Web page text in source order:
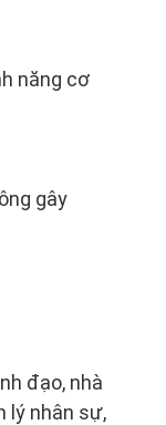
năng cơ
gây
đạo, nhà
lý nhân sự,